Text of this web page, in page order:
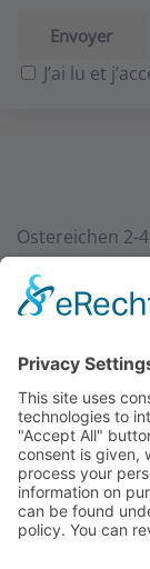
J’ai lu et
Ostereichen 2-
Contact
+49 (0)
+49 (0)
Heures
Lu-Jeu: